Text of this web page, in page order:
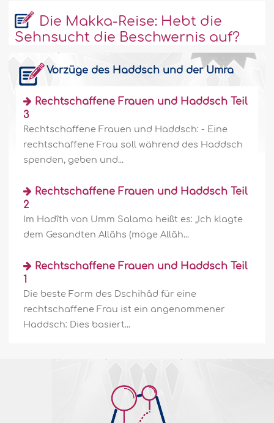
Die Makka-Reise: Hebt die
Sehnsucht die Beschwernis auf?
Vorzüge des Haddsch und der Umra
Rechtschaffene Frauen und Haddsch Teil
3
Rechtschaffene Frauen und Haddsch: - Eine
rechtschaffene Frau soll während des Haddsch
spenden, geben und...
Rechtschaffene Frauen und Haddsch Teil
2
Im Hadîth von Umm Salama heißt es: „Ich klagte
dem Gesandten Allâhs (möge Allâh...
Rechtschaffene Frauen und Haddsch Teil
1
Die beste Form des Dschihâd für eine
rechtschaffene Frau ist ein angenommener
Haddsch: Dies basiert...